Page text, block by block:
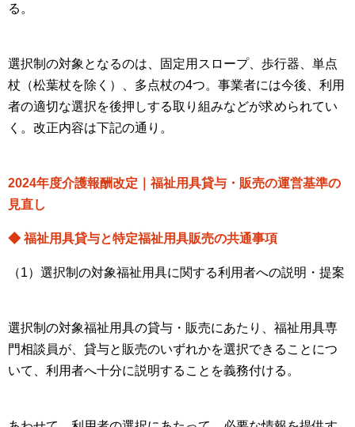
る。
選択制の対象となるのは、固定用スロープ、歩行器、単点
杖（松葉杖を除く）、多点杖の4つ。事業者には今後、利用
者の適切な選択を後押しする取り組みなどが求められてい
く。改正内容は下記の通り。
2024年度介護報酬改定｜福祉用具貸与・販売の運営基準の
見直し
◆ 福祉用具貸与と特定福祉用具販売の共通事項
（1）選択制の対象福祉用具に関する利用者への説明・提案
選択制の対象福祉用具の貸与・販売にあたり、福祉用具専
門相談員が、貸与と販売のいずれかを選択できることにつ
いて、利用者へ十分に説明することを義務付ける。